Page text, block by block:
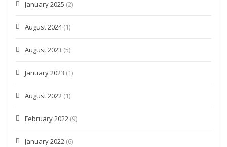
January 2025 (2)
August 2024(1)
August 2023 (5)
January 2023 (1)
August 2022 (1)
February 2022 (9)
January 2022 (6)